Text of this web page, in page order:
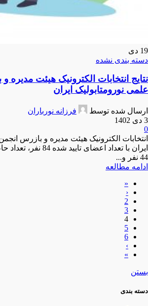
19 دی
دسته بندی نشده
نتایج انتخابات الکترونیک هیئت مدیره
علمی نورومتابولیک ایران
ارسال شده توسط
فرزانه نورباران
3 دی 1402
0
انتخابات الکترونیک هیئت مدیره و بازرس
ایران با تعداد اعضای
44 نفر و...
ادامه مطالعه
«
‹
2
3
4
5
6
›
»
بستن
دسته بندی